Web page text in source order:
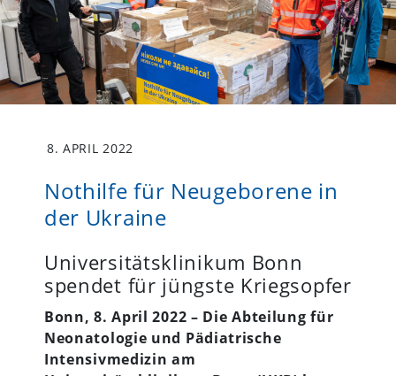
8. APRIL 2022
Nothilfe für Neugeborene in
der Ukraine
Universitätsklinikum Bonn
spendet für jüngste Kriegsopfer
Bonn, 8. April 2022 – Die Abteilung für
Neonatologie und Pädiatrische
Intensivmedizin am